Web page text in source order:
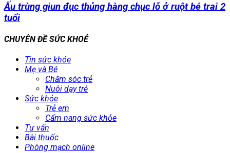
Ấu trùng giun đục thủng hàng chục lỗ ở ruột bé trai 2
tuổi
CHUYÊN ĐỀ SỨC KHOẺ
Tin sức khỏe
Mẹ và Bé
Chăm sóc trẻ
Nuôi dạy trẻ
Sức khỏe
Trẻ em
Cẩm nang sức khỏe
Tư vấn
Bài thuốc
Phòng mạch online